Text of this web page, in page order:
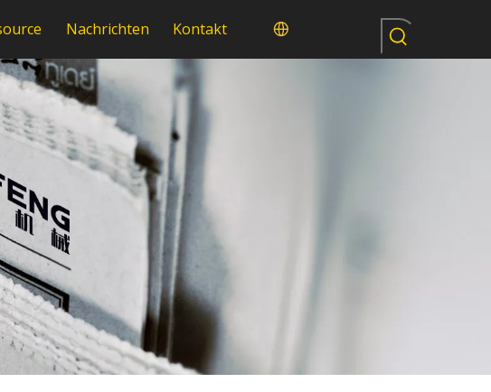
Nachrichten Kontakt